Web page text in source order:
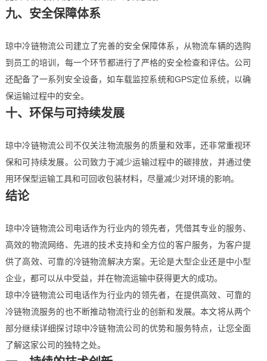
九、安全保障体系
琼中冷链物流公司建立了完善的安全保障体系，从物流车辆的选购
到员工的培训，每一个环节都进行了严格的安全检查和评估。公司
还配备了一系列安全设备，如车载监控系统和GPS定位系统，以确
保运输过程中的安全。
十、环保与可持续发展
琼中冷链物流公司不仅关注物流服务的质量和效率，还非常重视环
保和可持续发展。公司致力于减少运输过程中的碳排放，并通过使
用环保型运输工具和可回收包装材料，尽量减少对环境的影响。
结论
琼中冷链物流公司电话作为行业内的领先者，凭借其专业的服务、
高效的物流网络、先进的技术支持和全方位的客户服务，为客户提
供了高效、可靠的冷链物流解决方案。无论是大型企业还是中小型
企业，都可以从中受益，并在物流运输中获得更大的成功。
琼中冷链物流公司电话作为行业内的领先者，在提供高效、可靠的
冷链物流服务的也不断推动物流行业的创新和发展。本文将从两个
部分继续详细探讨琼中冷链物流公司的优势和服务特点，让您全面
了解这家公司的独特之处。